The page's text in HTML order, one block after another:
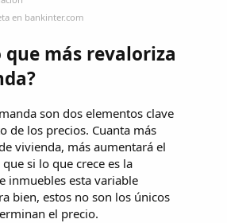
en bankinter.com
que más revaloriza
son dos elementos clave
de los precios. Cuanta más
vivienda, más aumentará el
si lo que crece es la
inmuebles esta variable
bien, estos no son los únicos
el precio.